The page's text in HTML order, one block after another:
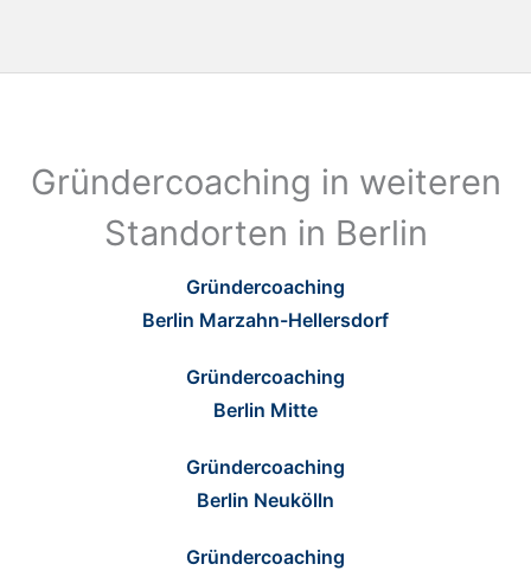
Gründercoaching in weiteren
Standorten in Berlin
Gründercoaching
Berlin Marzahn-Hellersdorf
Gründercoaching
Berlin Mitte
Gründercoaching
Berlin Neukölln
Gründercoaching